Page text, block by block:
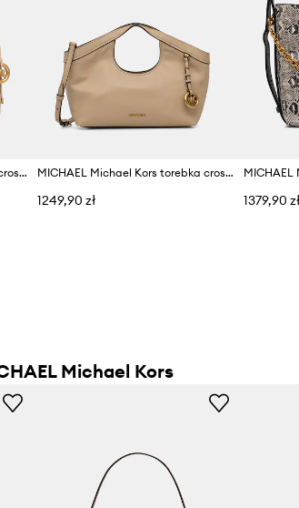
MICHAEL Michael Kors torebka crossbody damska skórzana Nolita MICHAEL Michael Kors torebka crossbody damska skórzana Haddie
1249,90 zł 1379,90 zł
Michael Kors